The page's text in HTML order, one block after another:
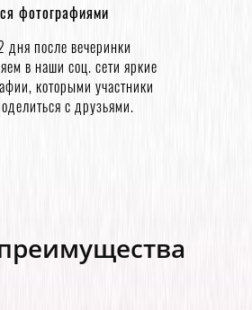
фотографиями
дня после вечеринки
в наши соц. сети яркие
которыми участники
с друзьями.